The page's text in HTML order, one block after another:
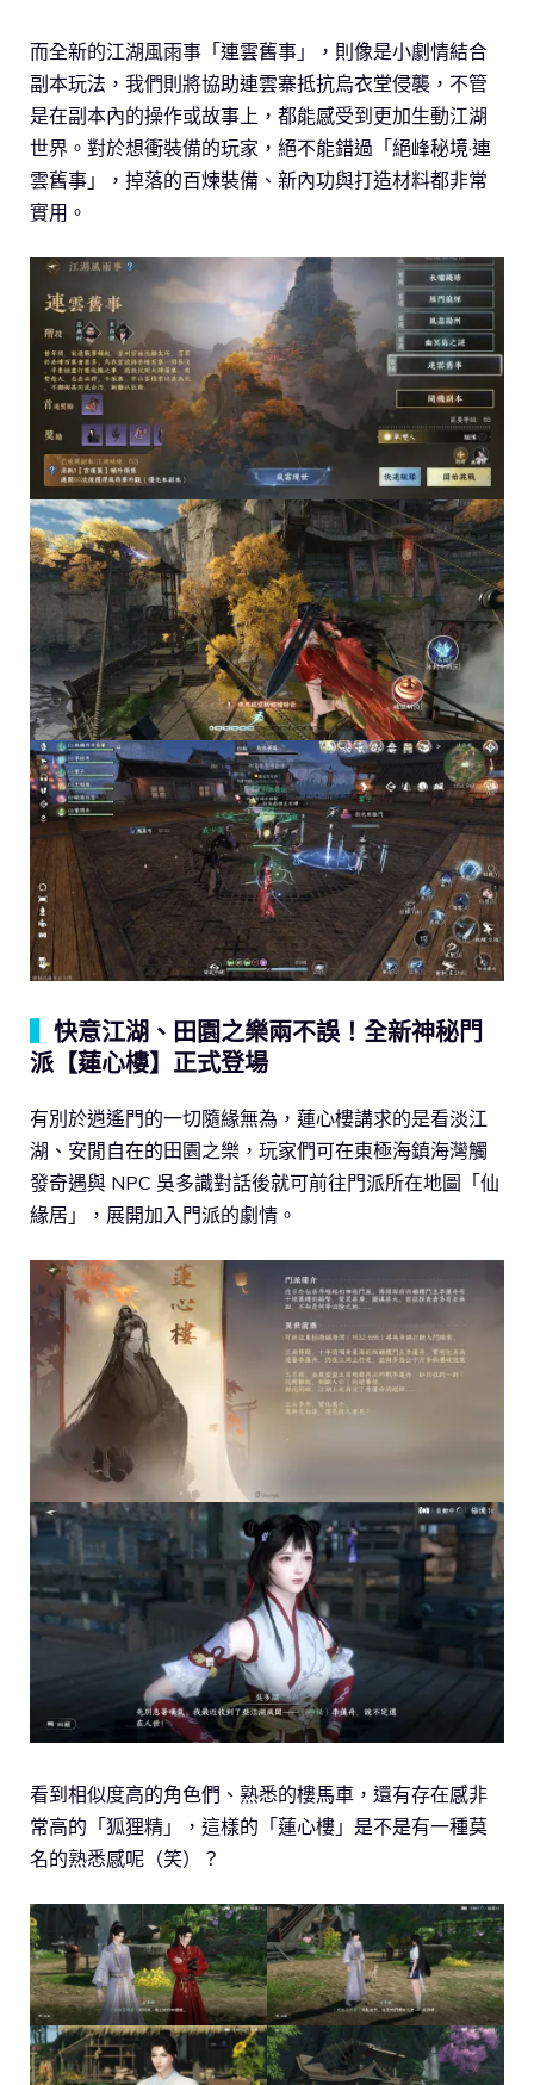
而全新的江湖風雨事「連雲舊事」，則像是小劇情結合
副本玩法，我們則將協助連雲寨抵抗烏衣堂侵襲，不管
是在副本內的操作或故事上，都能感受到更加生動江湖
世界。對於想衝裝備的玩家，絕不能錯過「絕峰秘境·連
雲舊事」，掉落的百煉裝備、新內功與打造材料都非常
實用。
快意江湖、田園之樂兩不誤！全新神秘門
派【蓮心樓】正式登場
有別於逍遙門的一切隨緣無為，蓮心樓講求的是看淡江
湖、安閒自在的田園之樂，玩家們可在東極海鎮海灣觸
發奇遇與 NPC 吳多識對話後就可前往門派所在地圖「仙
緣居」，展開加入門派的劇情。
看到相似度高的角色們、熟悉的樓馬車，還有存在感非
常高的「狐狸精」，這樣的「蓮心樓」是不是有一種莫
名的熟悉感呢（笑）？